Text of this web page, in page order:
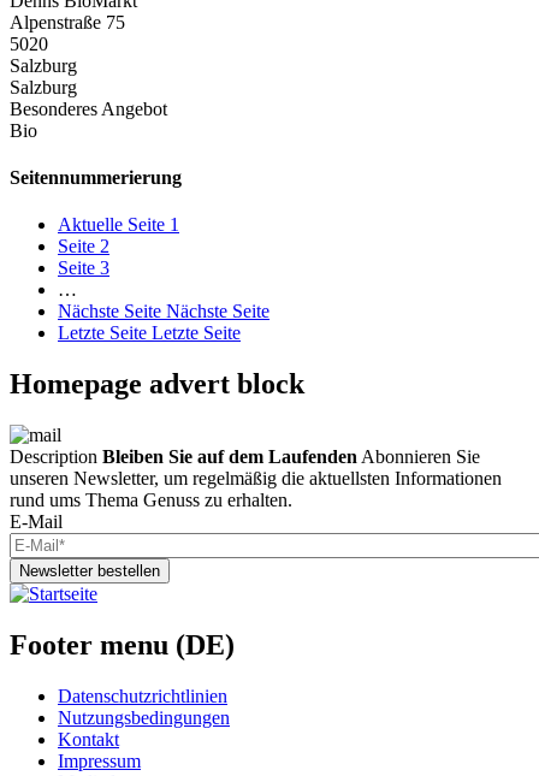
Alpenstraße 75
5020
Salzburg
Salzburg
Besonderes Angebot
Bio
Seitennummerierung
Aktuelle Seite 1
Seite 2
Seite 3
…
Nächste Seite Nächste Seite
Letzte Seite Letzte Seite
Homepage advert block
Description Bleiben Sie auf dem Laufenden Abonnieren Sie
unseren Newsletter, um regelmäßig die aktuellsten Informationen
rund ums Thema Genuss zu erhalten.
E-Mail
Newsletter bestellen
Footer menu (DE)
Datenschutzrichtlinien
Nutzungsbedingungen
Kontakt
Impressum